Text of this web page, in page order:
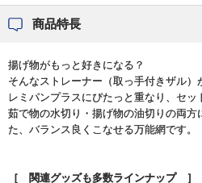
商品特長
揚げ物がもっと好きになる？
そんなストレーナー（取っ手付きザル）
レミパンプラスにぴたっと重なり、セッ
茹で物の水切り・揚げ物の油切りの両方
た、バランス良くこなせる万能網です。
［ 関連グッズも多数ラインナップ ］